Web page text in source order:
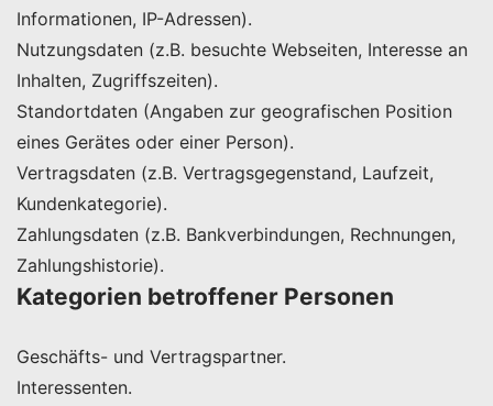
Informationen, IP-Adressen).
Nutzungsdaten (z.B. besuchte Webseiten, Interesse an
Inhalten, Zugriffszeiten).
Standortdaten (Angaben zur geografischen Position
eines Gerätes oder einer Person).
Vertragsdaten (z.B. Vertragsgegenstand, Laufzeit,
Kundenkategorie).
Zahlungsdaten (z.B. Bankverbindungen, Rechnungen,
Zahlungshistorie).
Kategorien betroffener Personen
Geschäfts- und Vertragspartner.
Interessenten.